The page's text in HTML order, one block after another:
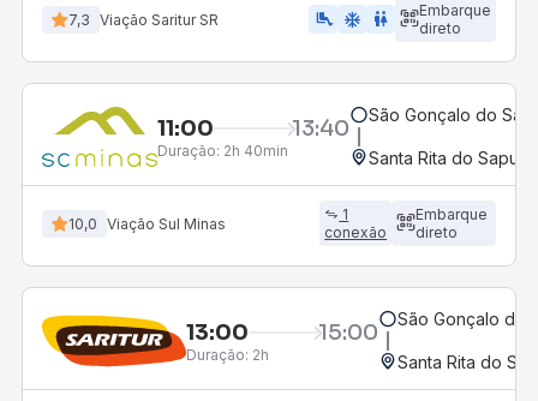
7,3 Viação Saritur SR airline_seat_legroom_extra ac_unit WC
Embarque
direto
11:00 13:40
Duração: 2h 40min
São Gonçalo do
Santa Rita do
10,0 Viação Sul Minas
1
conexão
Embarque
direto
13:00 15:00
Duração: 2h
São Gonçalo do
Santa Rita do